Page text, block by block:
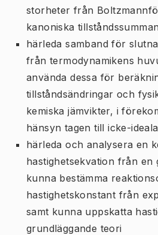
storheter från
kanoniska tillståndssumman
härleda samband för
från termodynamikens
använda dessa för
tillståndsändringar och
kemiska jämvikter, i
hänsyn tagen till icke-
härleda och analysera en
hastighetsekvation från en
kunna bestämma
hastighetskonstant från
samt kunna uppskatta
grundläggande teori